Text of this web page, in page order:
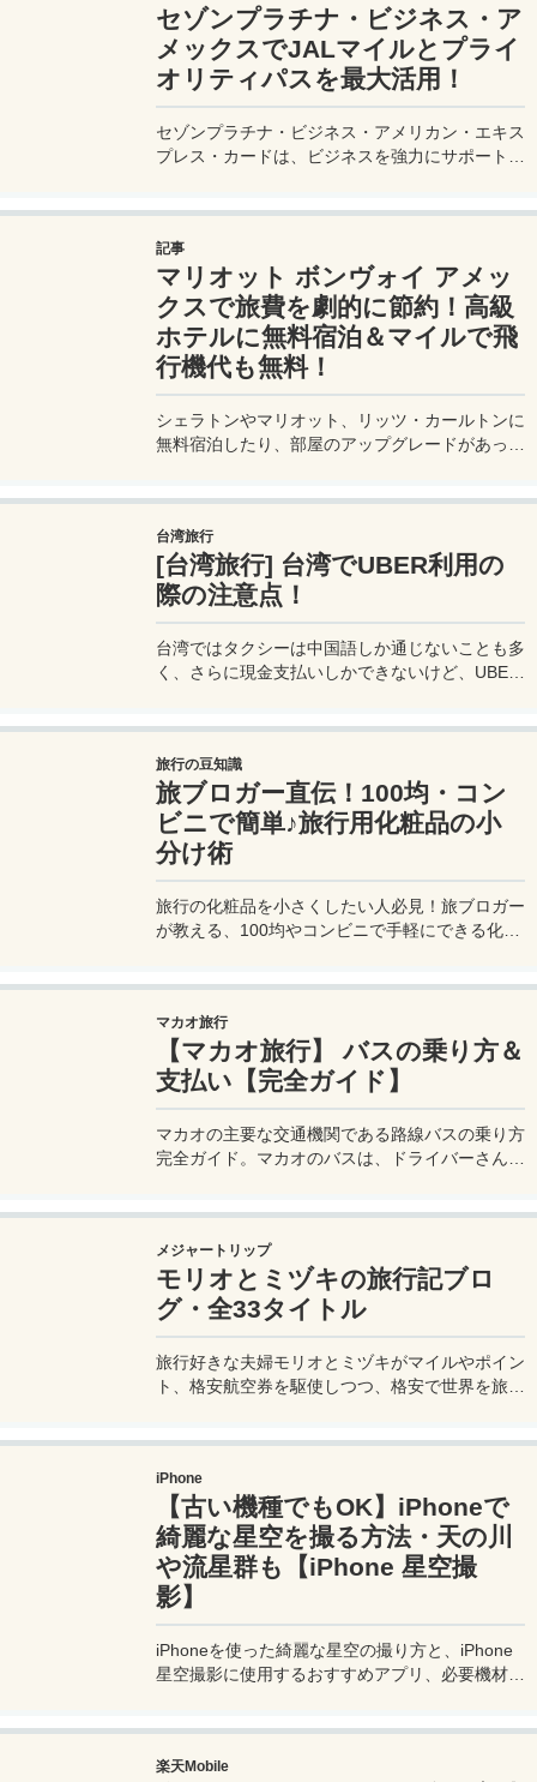
セゾンプラチナ・ビジネス・ア
メックスでJALマイルとプライ
オリティパスを最大活用！
セゾンプラチナ・ビジネス・アメリカン・エキス
プレス・カードは、ビジネスを強力にサポートす
最適です。初年度の年会費無料も魅力。ステータ
スと実用性を兼ね備えたビジネスカードで、あな
たのビジネスをワンランクアップさせませんか？
記事
マリオット ボンヴォイ アメッ
クスで旅費を劇的に節約！高級
ホテルに無料宿泊＆マイルで飛
行機代も無料！
シェラトンやマリオット、リッツ・カールトンに
無料宿泊したり、部屋のアップグレードがあった
カード 」の魅力とメリット、デメリットを交え
詳しく紹介していきたい。
台湾旅行
[台湾旅行] 台湾でUBER利用の
際の注意点！
台湾ではタクシーは中国語しか通じないことも多
く、さらに現金支払いしかできないけど、UBER
舞われることもあるので注意が必要だ。
旅行の豆知識
旅ブロガー直伝！100均・コン
ビニで簡単♪旅行用化粧品の小
分け術
旅行の化粧品を小さくしたい人必見！旅ブロガー
が教える、100均やコンビニで手軽にできる化粧
マカオ旅行
【マカオ旅行】 バスの乗り方＆
支払い【完全ガイド】
マカオの主要な交通機関である路線バスの乗り方
完全ガイド。マカオのバスは、ドライバーさんも
法を知って、現地での移動に備えよう。
メジャートリップ
モリオとミヅキの旅行記ブロ
グ・全33タイトル
旅行好きな夫婦モリオとミヅキがマイルやポイン
ト、格安航空券を駆使しつつ、格安で世界を旅す
便利な情報、かかった費用など様々な情報をお届
け！夫婦喧嘩あり、ホロッと涙することもあり、
中年夫婦の等身大旅行記ブログ。
iPhone
【古い機種でもOK】iPhoneで
綺麗な星空を撮る方法・天の川
や流星群も【iPhone 星空撮
影】
iPhoneを使った綺麗な星空の撮り方と、iPhone
星空撮影に使用するおすすめアプリ、必要機材な
ば流星群の流れ星も撮影可能なので、iPhoneで
楽天Mobile